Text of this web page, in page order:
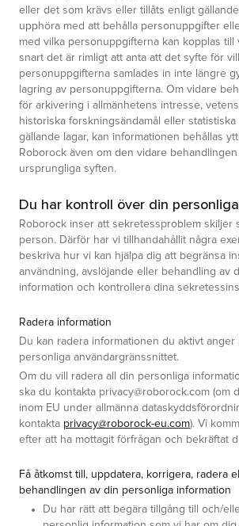
eller det som krävs eller tillåts enligt
upphöra med att behålla personuppgifter
med vilka personuppgifterna kan kopplas till
snart det är rimligt att anta att det syfte för
personuppgifterna samlades in inte längre
lagring av personuppgifterna. Om vidare
för arkivering i allmänhetens intresse,
historiska forskningsändamål eller statistiska
gällande lagar, kan informationen behållas
Roborock även om den vidare
ursprungliga syften.
Du har kontroll över din
Roborock inser att sekretessproblem skiljer
person. Därför har vi tillhandahållit några
beskriva hur vi kan hjälpa dig att begränsa
användning, avslöjande eller behandling av
information och kontrollera dina
Radera information
Du kan radera informationen du aktivt
personliga användargränssnittet.
Om du vill radera all din personliga
ska du kontakta privacy@roborock.com (om
inom EU under allmänna
kontakta privacy@roborock-eu.com). Vi
efter att ha mottagit förfrågan och bekräftat
Få åtkomst till, uppdatera, korrigera, radera
behandlingen av din personliga information
Du har rätt att begära tillgång till och/